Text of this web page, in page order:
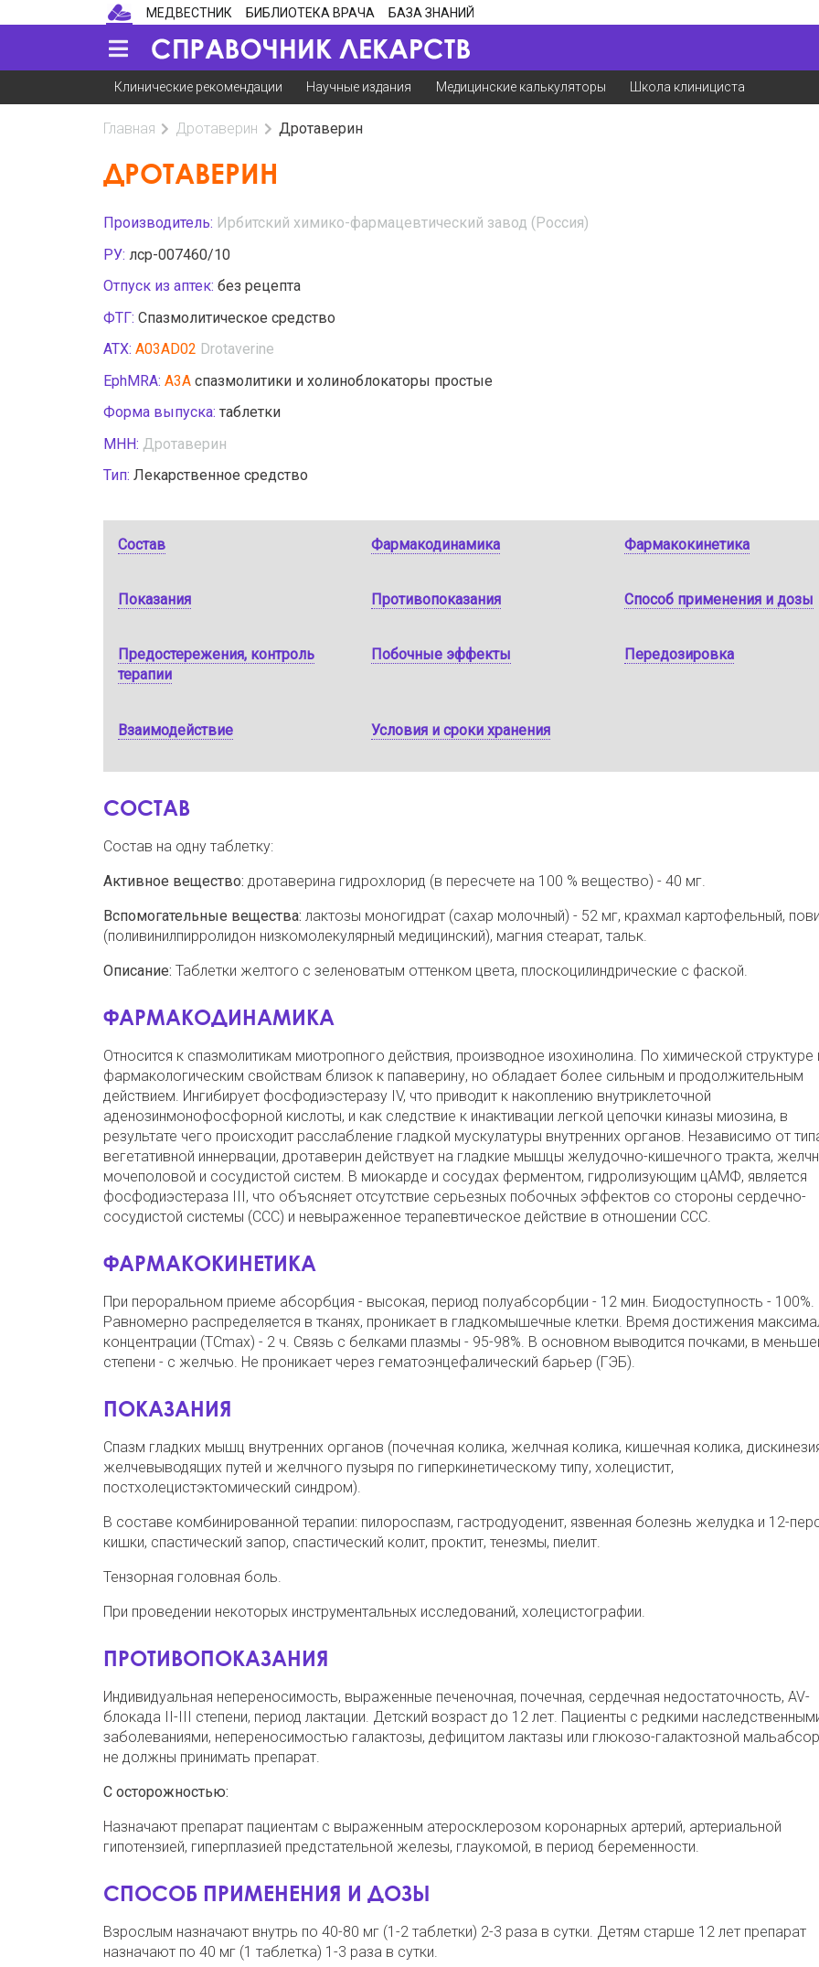
МЕДВЕСТНИК БИБЛИОТЕКА ВРАЧА БАЗА ЗНАНИЙ
Клинические рекомендации Научные издания Медицинские калькуляторы Школа клинициста
Главная Дротаверин Дротаверин
ДРОТАВЕРИН
Производитель: Ирбитский химико-фармацевтический завод (Россия)
РУ: лср-007460/10
Отпуск из аптек: без рецепта
ФТГ: Спазмолитическое средство
АТХ: A03AD02 Drotaverine
EphMRA: A3A спазмолитики и холиноблокаторы простые
Форма выпуска: таблетки
МНН: Дротаверин
Тип: Лекарственное средство
Состав Фармакодинамика Фармакокинетика
Показания Противопоказания Способ применения и дозы
Предостережения, контроль
терапии
Побочные эффекты Передозировка
Взаимодействие Условия и сроки хранения
СОСТАВ
Состав на одну таблетку:
Активное вещество: дротаверина гидрохлорид (в пересчете на 100 % вещество) - 40 мг.
Вспомогательные вещества: лактозы моногидрат (сахар молочный) - 52 мг, крахмал картофельный,
(поливинилпирролидон низкомолекулярный медицинский), магния стеарат, тальк.
Описание: Таблетки желтого с зеленоватым оттенком цвета, плоскоцилиндрические с фаской.
ФАРМАКОДИНАМИКА
Относится к спазмолитикам миотропного действия, производное изохинолина. По химической структуре
фармакологическим свойствам близок к папаверину, но обладает более сильным и продолжительным
действием. Ингибирует фосфодиэстеразу IV, что приводит к накоплению внутриклеточной
аденозинмонофосфорной кислоты, и как следствие к инактивации легкой це­почки киназы миозина, в
результате чего происходит расслабление гладкой мускулатуры внут­ренних органов. Независимо от
вегетативной иннервации, дротаверин действует на глад­кие мышцы желудочно-кишечного тракта,
мочеполовой и сосудистой систем. В мио­карде и сосудах ферментом, гидролизующим цАМФ, является
фосфодиэстераза III, что объяс­няет отсутствие серьезных побочных эффектов со стороны сердечно-
сосудистой системы (ССС) и невыраженное терапевтическое действие в отношении ССС.
ФАРМАКОКИНЕТИКА
При пероральном приеме абсорбция - высокая, период полуабсорбции - 12 мин. Биодоступ­ность - 100%.
Равномерно распределяется в тканях, проникает в гладкомышечные клетки. Вре­мя достижения
концентрации (ТСmах) - 2 ч. Связь с белками плазмы - 95-98%. В основном выводится почками, в
степени - с желчью. Не проникает через гематоэнце­фалический барьер (ГЭБ).
ПОКАЗАНИЯ
Спазм гладких мышц внутренних органов (почечная колика, желчная колика, кишечная колика,
желчевыводящих путей и желчного пузыря по гиперкинетическому типу, холецистит,
постхолецистэктомический синдром).
В составе комбинированной терапии: пилороспазм, гастродуоденит, язвенная болезнь желудка и 12-
кишки, спастический запор, спастический колит, проктит, тенезмы, пиелит.
Тензорная головная боль.
При проведении некоторых инструментальных исследований, холецистографии.
ПРОТИВОПОКАЗАНИЯ
Индивидуальная непереносимость, выраженные печеночная, почечная, сердечная недостаточность, AV-
блокада II-III степени, период лактации. Детский возраст до 12 лет. Пациенты с редкими
заболеваниями, непереносимостью галактозы, дефицитом лактазы или глюкозо-галактозной
не должны принимать препарат.
С осторожностью:
Назначают препарат пациентам с выраженным атеросклерозом коронарных артерий, артериальной
гипотензией, гиперплазией предстательной железы, глаукомой, в период беременности.
СПОСОБ ПРИМЕНЕНИЯ И ДОЗЫ
Взрослым назначают внутрь по 40-80 мг (1-2 таблетки) 2-3 раза в сутки. Детям старше 12 лет препарат
назначают по 40 мг (1 таблетка) 1-3 раза в сутки.